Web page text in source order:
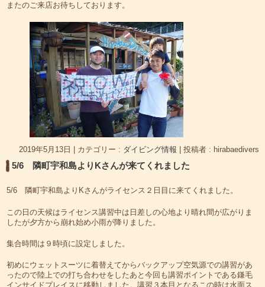
またのご来店お待ちしております。
2019年5月13日 カテゴリー : ダイビング情報 投稿者 : hirabaedivers
5/6 隣町宇和島よりKさんが来てくれました
5/6 隣町宇和島よりKさんがライセンス２日目に来てくれました。
この日の天候はライセンス講習中は日差しの心地より晴れ間が広がりま
したが夕方から崩れ始め小雨が降りました。
集合時間は９時頃に設定しました。
初めにウェットスーツに着替えてからバックアップ空気源での講習があ
ったので陸上での打ち合わせをしたあと今回も講習ポイントである鎌毛
インサイドプレイスに移動しました。講習３本目となるこの時は水面ス